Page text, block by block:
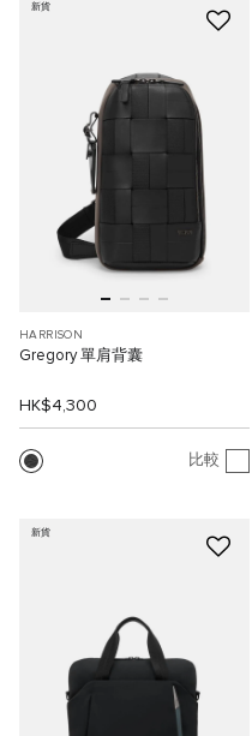
新貨
HARRISON
Gregory 單肩背囊
HK$4,300
比較
新貨